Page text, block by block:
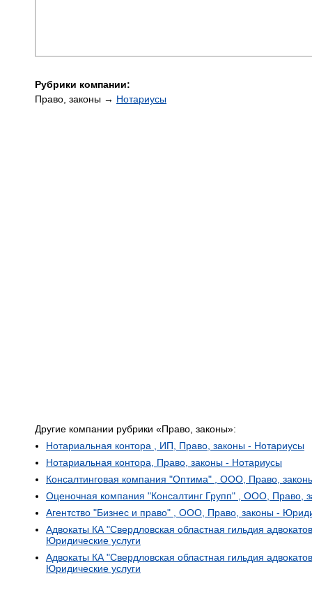
Рубрики компании:
Право, законы → Нотариусы
Другие компании рубрики «Право, законы»:
Нотариальная контора , ИП, Право, законы - Нотариусы
Нотариальная контора, Право, законы - Нотариусы
Консалтинговая компания "Оптима" , ООО, Право,
Оценочная компания "Консалтинг Групп" , ООО, Право,
Агентство "Бизнес и право" , ООО, Право, законы -
Адвокаты КА "Свердловская областная гильдия
Юридические услуги
Адвокаты КА "Свердловская областная гильдия
Юридические услуги